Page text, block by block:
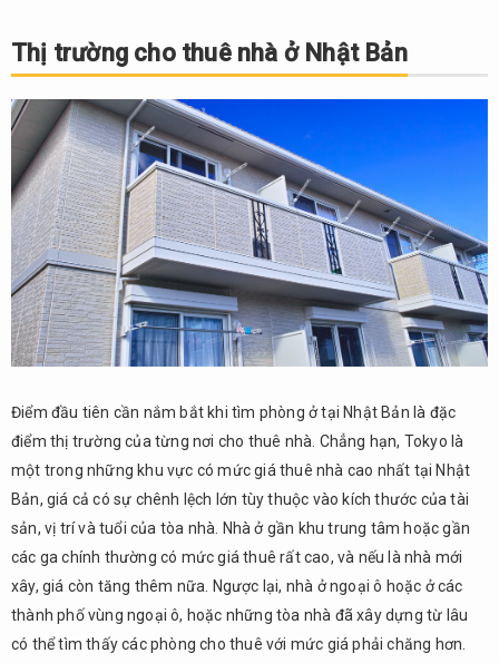
trường
cho
nhà ở
Nhật
Bản
2.
Cách
Chọn
Đại
Lý
Bất
Động
Sản
Các
Tài
Liệu
Cần
Thiết
và
Người
Bảo
Lãnh
Cho
Hợp
Thị trường cho thuê nhà ở Nhật Bản
Điểm đầu tiên cần nắm bắt khi tìm phòng ở tại Nhật Bản là đặc
điểm thị trường của từng nơi cho thuê nhà. Chẳng hạn, Tokyo là
một trong những khu vực có mức giá thuê nhà cao nhất tại Nhật
Bản, giá cả có sự chênh lệch lớn tùy thuộc vào kích thước của tài
sản, vị trí và tuổi của tòa nhà. Nhà ở gần khu trung tâm hoặc gần
các ga chính thường có mức giá thuê rất cao, và nếu là nhà mới
xây, giá còn tăng thêm nữa. Ngược lại, nhà ở ngoại ô hoặc ở các
thành phố vùng ngoại ô, hoặc những tòa nhà đã xây dựng từ lâu
có thể tìm thấy các phòng cho thuê với mức giá phải chăng hơn.